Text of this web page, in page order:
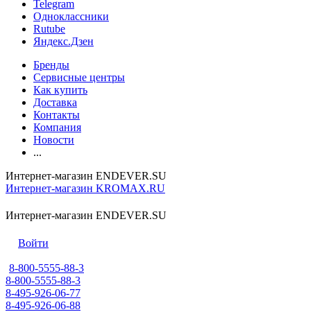
Telegram
Одноклассники
Rutube
Яндекс.Дзен
Бренды
Сервисные центры
Как купить
Доставка
Контакты
Компания
Новости
...
Интернет-магазин ENDEVER.SU
Интернет-магазин KROMAX.RU
Интернет-магазин ENDEVER.SU
Войти
8-800-5555-88-3
8-800-5555-88-3
8-495-926-06-77
8-495-926-06-88